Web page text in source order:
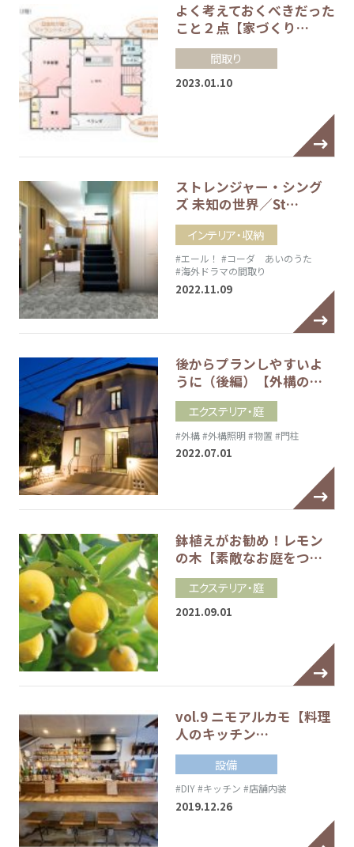
よく考えておくべきだった
こと２点【家づくり…
間取り
2023.01.10
ストレンジャー・シング
ズ 未知の世界／St…
インテリア・収納
#エール！ #コーダ あいのうた
#海外ドラマの間取り
2022.11.09
後からプランしやすいよ
うに（後編）【外構の…
エクステリア・庭
#外構#外構照明 #物置 #門柱
2022.07.01
鉢植えがお勧め！レモン
の木【素敵なお庭をつ…
エクステリア・庭
2021.09.01
vol.9 ニモアルカモ【料理
人のキッチン…
設備
#DIY#キッチン #店舗内装
2019.12.26